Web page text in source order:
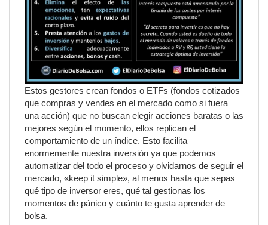
Estos gestores crean fondos o ETFs (fondos cotizados
que compras y vendes en el mercado como si fuera
una acción) que no buscan elegir acciones baratas o las
mejores según el momento, ellos replican el
comportamiento de un índice. Esto facilita
enormemente nuestra inversión ya que podemos
automatizar del todo el proceso y olvidarnos de seguir el
mercado, «keep it simple», al menos hasta que sepas
qué tipo de inversor eres, qué tal gestionas los
momentos de pánico y cuánto te gusta aprender de
bolsa.